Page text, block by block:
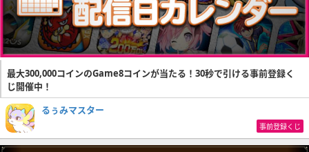
最大300,000コインのGame8コインが当たる！30秒で引ける事前登録く
じ開催中！
るぅみマスター
事前登録くじ